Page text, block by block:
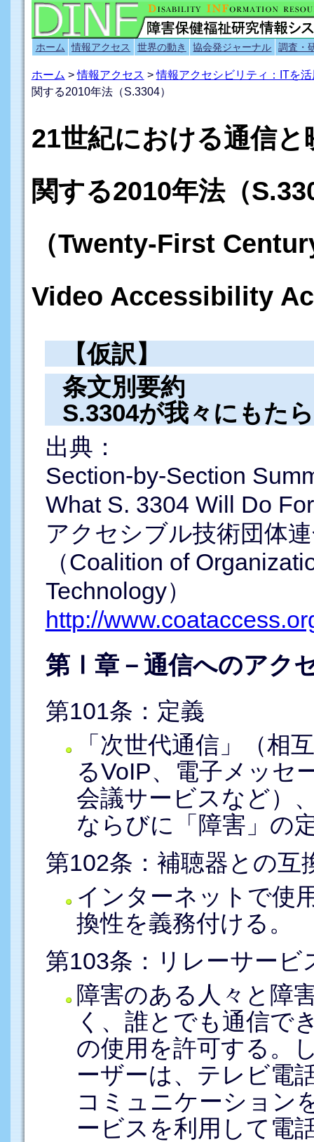
ホーム 情報アクセス 世界の動き 協会発ジャーナル 調査・
ホーム >情報アクセス >情報アクセシビリティ：ITを
関する2010年法（S.3304）
21世紀における通信
関する2010年法（
（Twenty-First
Video Accessibility
【仮訳】
条文別要約
S.3304が我々にもた
出典：
Section-by-Section
What S. 3304 Will Do
アクセシブル技術団体
（Coalition of
Technology）
http://
第Ⅰ章－通信へのアク
第101条：定義
「次世代通信」（相
るVoIP、電子メッセ
会議サービスなど）
ならびに「障害」の
第102条：補聴器との互
インターネットで使
換性を義務付ける。
第103条：リレーサービ
障害のある人々と障
く、誰とでも通信で
の使用を許可する。
ーザーは、テレビ電
コミュニケーション
ービスを利用して電